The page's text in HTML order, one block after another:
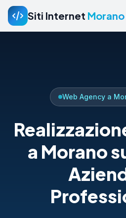
Siti Internet Morano
Web Agency a
a Morano